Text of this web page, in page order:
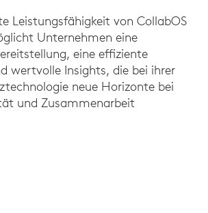
Leistungsfähigkeit von CollabOS
Unternehmen eine
eine effiziente
wertvolle Insights, die bei ihrer
neue Horizonte bei
und Zusammenarbeit